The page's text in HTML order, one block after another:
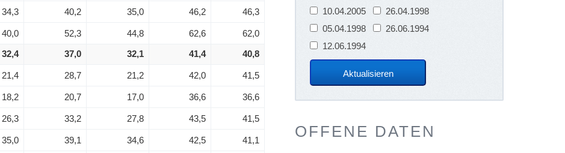
34,3 40,2 35,0 46,2 46,3
40,0 52,3 44,8 62,6 62,0
32,4 37,0 32,1 41,4 40,8
21,4 28,7 21,2 42,0 41,5
18,2 20,7 17,0 36,6 36,6
26,3 33,2 27,8 43,5 41,5
35,0 39,1 34,6 42,5 41,1
10.04.2005
26.04.1998
05.04.1998
26.06.1994
12.06.1994
OFFENE DATEN